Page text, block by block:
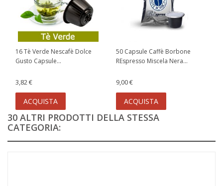
16 Tè Verde Nescafè Dolce
Gusto Capsule...
3,82 €
ACQUISTA
50 Capsule Caffè Borbone
REspresso Miscela Nera...
9,00 €
ACQUISTA
30 ALTRI PRODOTTI DELLA STESSA
CATEGORIA: